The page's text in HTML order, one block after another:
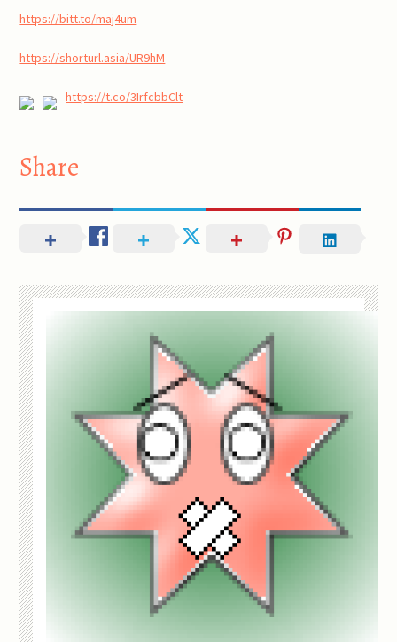
https://bitt.to/maj4um
https://shorturl.asia/UR9hM
https://t.co/3IrfcbbClt
Share